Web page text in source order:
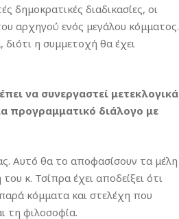
δημοκρατικές διαδικασίες, οι
αρχηγού ενός μεγάλου κόμματος.
διότι η συμμετοχή θα έχει
να συνεργαστεί μετεκλογικά
προγραμματικό διάλογο με
Αυτό θα το αποφασίσουν τα μέλη
κ. Τσίπρα έχει αποδείξει ότι
κόμματα και στελέχη που
τη φιλοσοφία.